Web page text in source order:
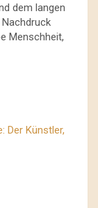
dem langen
Menschheit,
Der Künstler,